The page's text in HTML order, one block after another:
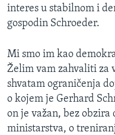
interes u stabilnom i
gospodin Schroeder.
Mi smo im kao
Želim vam zahvaliti za
shvatam ograničenja
o kojem je Gerhard
on je važan, bez obzira
ministarstva, o